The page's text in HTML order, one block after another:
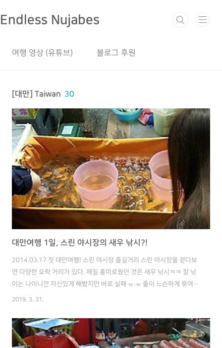
Endless Nujabes
여행 영상 (유튜브) 블로그 후원
[대만] Taiwan 30
대만여행 1일, 스린 야시장의 새우 낚시?!
2014.03.17 첫 대만여행! 스린 야시장 즐길거리 ​스린 야시장을 걷다보
면 다양한 오락 거리가 있다. 제일 흥미로웠던 것은 새우 낚시ㅋㅋ 잘 낚
이는 나이니깐 자신있게 해봤지만 바로 실패 ㅠ.ㅠ 줄이 느슨하게 묶여
있어 성공한 사람 못봤다 ㅋㅋ 새우 낚시가 한판에 약 700원 정도니 아
음직스럽다.. 배가 무지 부른데도 또 먹고 싶네. 또 다른 재미있는 오락 발
견! 누워있는 병 세우기 게임. 줄이 빠지기 전에 병을 세우면 상품을 준다
는데, 저것도 무지 어려움. 누가 중국말로 "아 이걸 어떻게 해요~~" 라고
2019. 3. 31.